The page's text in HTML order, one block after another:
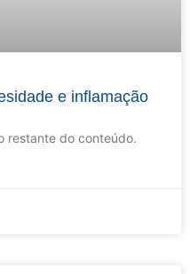
e inflamação
restante do conteúdo.